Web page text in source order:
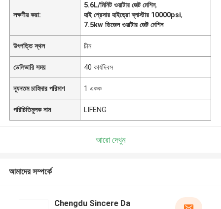
লক্ষণীয় করা:
5.6L/মিনিট ওয়াটার জেট মেশিন,
হাই প্রেসার হাইড্রো ব্লাস্টার 10000psi,
7.5kw ডিজেল ওয়াটার জেট মেশিন
উৎপত্তি স্থল চীন
ডেলিভারি সময় 40 কার্যদিবস
ন্যূনতম চাহিদার পরিমাণ 1 একক
পরিচিতিমুলক নাম LIFENG
আরো দেখুন
আমাদের সম্পর্কে
Chengdu Sincere Da